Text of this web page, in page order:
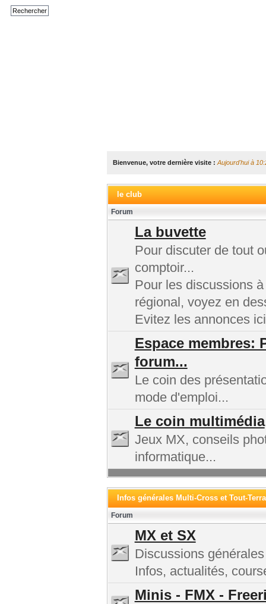
Bienvenue, votre dernière visite : Aujourd'hui à
le club
Forum
La buvette
Pour discuter de tout
comptoir...
Pour les discussions
régional, voyez en
Evitez les annonces
Espace membres:
forum...
Le coin des
mode d'emploi...
Le coin multimédia
Jeux MX, conseils
informatique...
Infos générales Multi-Cross et Tout-
Forum
MX et SX
Discussions
Infos, actualités,
Minis - FMX -